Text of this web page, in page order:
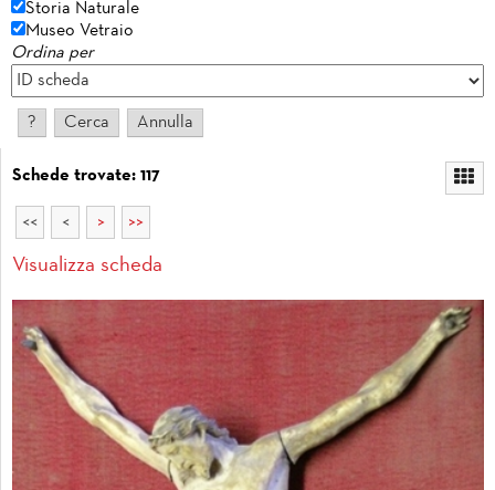
Storia Naturale
Museo Vetraio
Ordina per
Schede trovate: 117
<< < > >>
Visualizza scheda